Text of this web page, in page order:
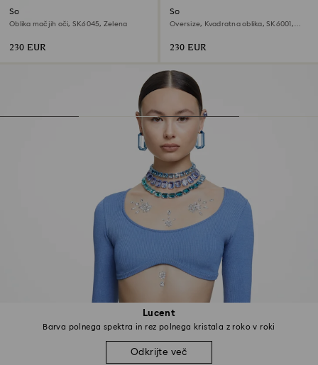
Lucent
Barva polnega spektra in rez polnega kristala z roko v roki
Odkrijte več
Sončna očala
Oblika mačjih oči, SK6045, Zelena
230 EUR
Sončna očala
Oversize, Kvadratna oblika, SK6001,
230 EUR